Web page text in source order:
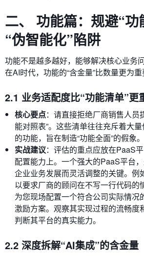
二、 功能篇：规避“功
“伪智能化”陷阱
功能不是越多越好，能够解决核心业务
在AI时代，功能的“含金量”比数量更为重
2.1 业务适配度比“功能清单”更
核心要点：请直接拒绝厂商销售人员
能对照表”。这些清单往往充斥着大
的功能，旨在制造“功能全面”的假象。
实战建议：评估的重点应放在PaaS
配置能力上。一个强大的PaaS平台
企业业务发展而灵活调整的关键。例
以要求厂商的顾问在不写一行代码的
为您现场配置一个符合公司实际情况
激励方案。观察其实现过程的流畅度
判断其平台的真实能力。
2.2 深度拆解“AI集成”的含金量